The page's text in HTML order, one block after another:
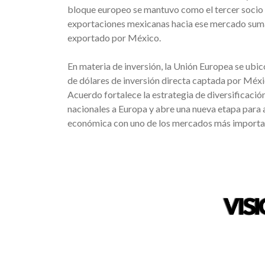
bloque europeo se mantuvo como el tercer
exportaciones mexicanas hacia ese mercado
exportado por México.
En materia de inversión, la Unión Europea se
de dólares de inversión directa captada por
Acuerdo fortalece la estrategia de
nacionales a Europa y abre una nueva etapa
económica con uno de los mercados más